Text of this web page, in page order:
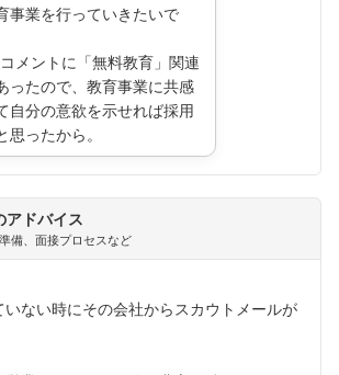
事業を行っていきたいで
メントに「無料教育」関連
ったので、教育事業に共感
自分の意欲を示せれば採用
思ったから。
アドバイス
備、面接プロセスなど
ない時にその会社からスカウトメールが